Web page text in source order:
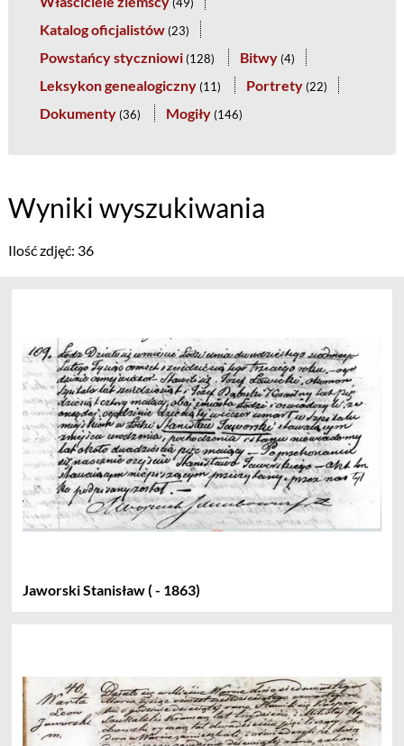
Katalog oficjalistów (23)
Powstańcy styczniowi (128) Bitwy (4)
Leksykon genealogiczny (11) Portrety (22)
Dokumenty (36) Mogiły (146)
Wyniki wyszukiwania
Ilość zdjęć: 36
Jaworski Stanisław ( - 1863)